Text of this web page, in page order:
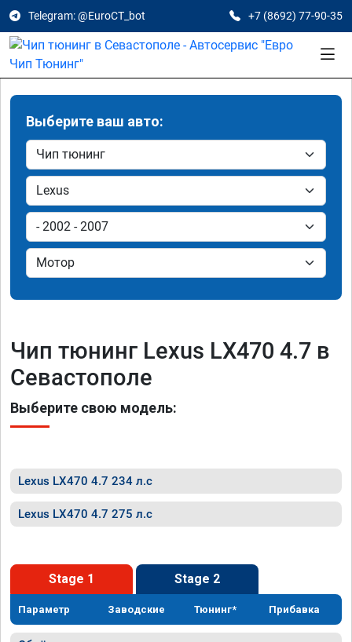
Telegram: @EuroCT_bot +7 (8692) 77-90-35
Выберите ваш авто:
Чип тюнинг Lexus LX470 4.7 в
Севастополе
Выберите свою модель:
Lexus LX470 4.7 234 л.с
Lexus LX470 4.7 275 л.с
Stage 1 Stage 2
Параметр Заводские Тюнинг* Прибавка